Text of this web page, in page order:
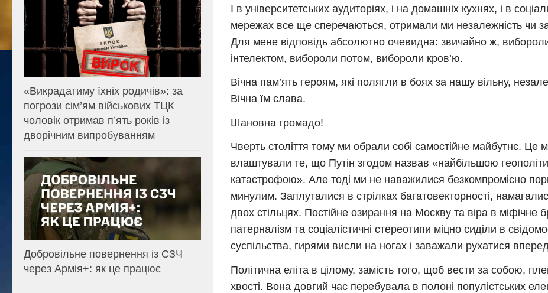
І в університетських аудиторіях, і на домашніх кухнях, і в
мережах все ще сперечаються, отримали ми незалежність чи
Для мене відповідь абсолютно очевидна: звичайно ж,
інтелектом, вибороли потом, вибороли кров’ю.
Вічна пам’ять героям, які полягли в боях за нашу вільну,
Вічна їм слава.
Шановна громадо!
Чверть століття тому ми обрали собі самостійне майбутнє. Це
влаштували те, що Путін згодом назвав «найбільшою
катастрофою». Але тоді ми не наважилися безкомпромісно
минулим. Заплуталися в стрілках багатовекторності,
двох стільцях. Постійне озирання на Москву та віра в міфічне
патерналізм та соціалістичні стереотипи міцно сиділи в
суспільства, гирями висли на ногах і заважали рухатися
Політична еліта в цілому, замість того, щоб вести за собою,
хвості. Вона довгий час перебувала в полоні популістських
«Викрадатиму їхніх родичів»: за
погрози сім’ям військових ТЦК
чоловік отримав п’ять років із
дворічним випробуванням
Добровільне повернення із СЗЧ
через Армія+: як це працює